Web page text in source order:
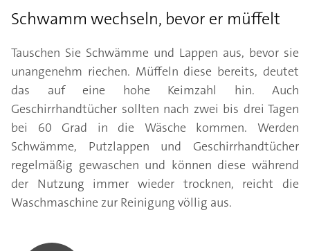
Schwamm wechseln, bevor er müffelt
Tauschen Sie Schwämme und Lappen aus, bevor sie
unangenehm riechen. Müffeln diese bereits, deutet
das auf eine hohe Keimzahl hin. Auch
Geschirrhandtücher sollten nach zwei bis drei Tagen
bei 60 Grad in die Wäsche kommen. Werden
Schwämme, Putzlappen und Geschirrhandtücher
regelmäßig gewaschen und können diese während
der Nutzung immer wieder trocknen, reicht die
Waschmaschine zur Reinigung völlig aus.